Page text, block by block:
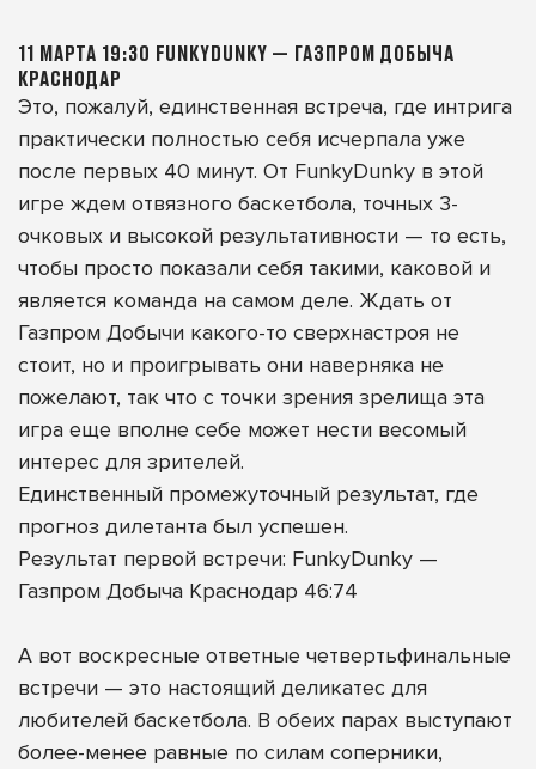
11 МАРТА 19:30 FUNKYDUNKY — ГАЗПРОМ ДОБЫЧА
КРАСНОДАР
Это, пожалуй, единственная встреча, где интрига
практически полностью себя исчерпала уже
после первых 40 минут. От FunkyDunky в этой
игре ждем отвязного баскетбола, точных 3-
очковых и высокой результативности — то есть,
чтобы просто показали себя такими, каковой и
является команда на самом деле. Ждать от
Газпром Добычи какого-то сверхнастроя не
стоит, но и проигрывать они наверняка не
пожелают, так что с точки зрения зрелища эта
игра еще вполне себе может нести весомый
интерес для зрителей.
Единственный промежуточный результат, где
прогноз дилетанта был успешен.
Результат первой встречи: FunkyDunky —
Газпром Добыча Краснодар 46:74
А вот воскресные ответные четвертьфинальные
встречи — это настоящий деликатес для
любителей баскетбола. В обеих парах выступают
более-менее равные по силам соперники,